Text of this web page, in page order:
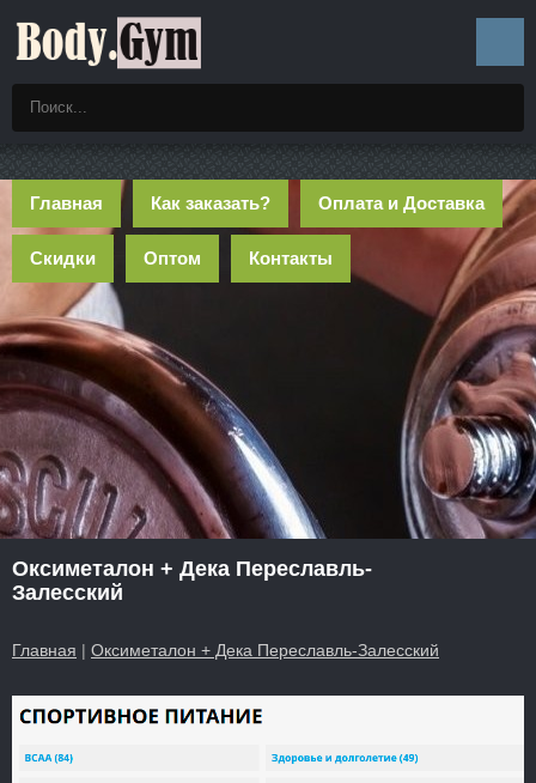
Главная Как заказать? Оплата и Доставка
Скидки Оптом Контакты
Оксиметалон + Дека Переславль-
Залесский
Главная | Оксиметалон + Дека Переславль-Залесский